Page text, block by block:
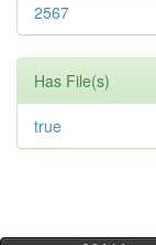
2567
Has File(s)
true